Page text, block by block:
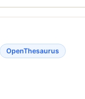
OpenThesaurus